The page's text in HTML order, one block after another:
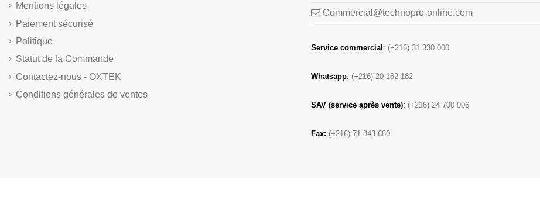
Mentions légales
Paiement sécurisé
Politique
Statut de la Commande
Contactez-nous - OXTEK
Conditions générales de ventes
Commercial@technopro-online.com
Service commercial : (+216) 31 330 000
Whatsapp: (+216) 20 182 182
SAV (service après vente): (+216) 24 700 006
Fax: (+216) 71 843 680